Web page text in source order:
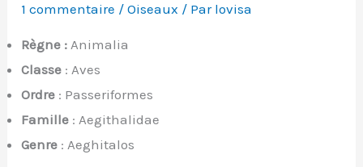
1 commentaire /Oiseaux / Par lovisa
Règne :Animalia
Classe : Aves
Ordre : Passeriformes
Famille : Aegithalidae
Genre : Aeghitalos